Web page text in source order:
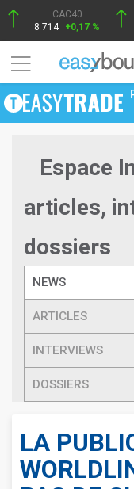
CAC40
8 714 +0,17 %
Espace
articles,
dossiers
NEWS
ARTICLES
INTERVIEWS
DOSSIERS
LA